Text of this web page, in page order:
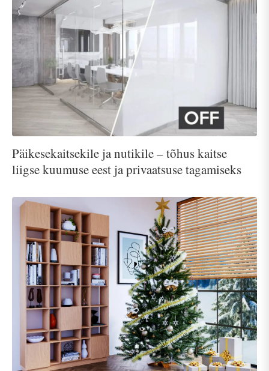
Päikesekaitsekile ja nutikile – tõhus kaitse
liigse kuumuse eest ja privaatsuse tagamiseks